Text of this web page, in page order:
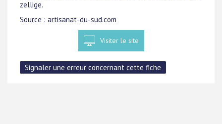
zellige.
Source : artisanat-du-sud.com
Visiter le site